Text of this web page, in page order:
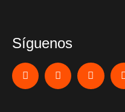
Síguenos